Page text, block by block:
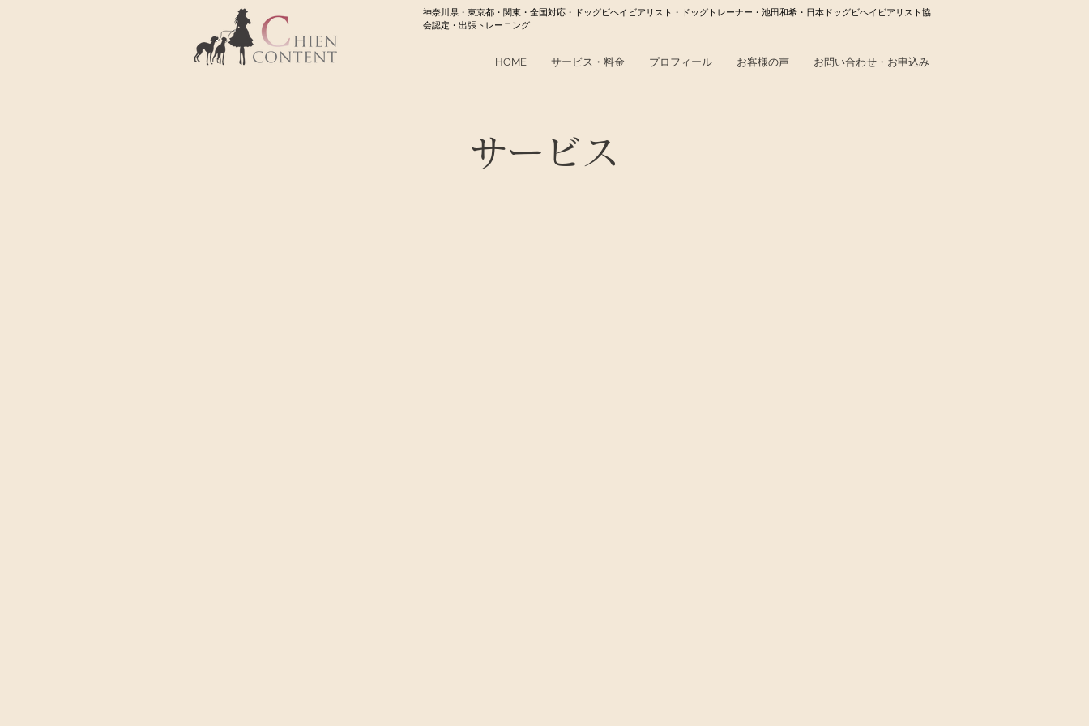
神奈川県・東京都・関東・全国対応・ドッグビヘイビアリスト・ドッグトレーナー・池田和希・日本ドッグビヘイビアリスト協
会認定・出張トレーニング
HOME サービス・料金 プロフィール お客様の声 お問い合わせ・お申込み
サービス